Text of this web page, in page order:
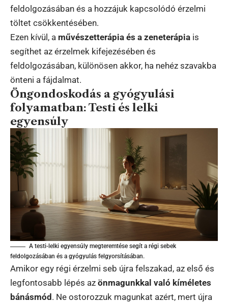
feldolgozásában és a hozzájuk kapcsolódó érzelmi
töltet csökkentésében.
Ezen kívül, a művészetterápia és a zeneterápia is
segíthet az érzelmek kifejezésében és
feldolgozásában, különösen akkor, ha nehéz szavakba
önteni a fájdalmat.
Öngondoskodás a gyógyulási
folyamatban: Testi és lelki
egyensúly
A testi-lelki egyensúly megteremtése segít a régi sebek
feldolgozásában és a gyógyulás felgyorsításában.
Amikor egy régi érzelmi seb újra felszakad, az első és
legfontosabb lépés az önmagunkkal való kíméletes
bánásmód . Ne ostorozzuk magunkat azért, mert újra